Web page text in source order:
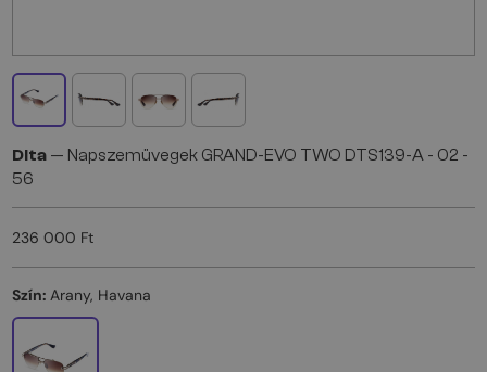
Dita — Napszemüvegek GRAND-EVO TWO DTS139-A - 02 -
56
236 000 Ft
Szín: Arany, Havana